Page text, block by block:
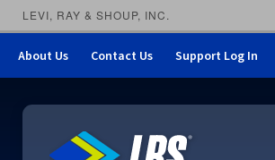
LEVI, RAY & SHOUP, INC.
About Us Contact Us Support Log In
LRS Output Management